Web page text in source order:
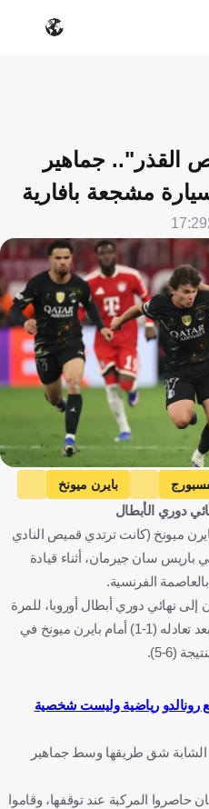
القذر".. جماهير
مشجعة بافارية
17:29
بايرن ميونخ
سان جيرمان
أوروبا
الدوري الإنجليزي الممتاز
كرة قدم
دوري الأبطال
ميونخ (كانت ترتدي قميص النادي
سان جيرمان، أثناء قيادة
الفرنسية.
نهائي دوري أبطال أوروبا، للمرة
الثانية على التوالي، الأربعاء الماضي، بعد تعادله (1-1) أمام بايرن ميونخ في
(6-5).
رونالدو رياضية وليست شخصية
الشابة شق طريقها وسط جماهير
المركبة عند توقفها، وقاموا